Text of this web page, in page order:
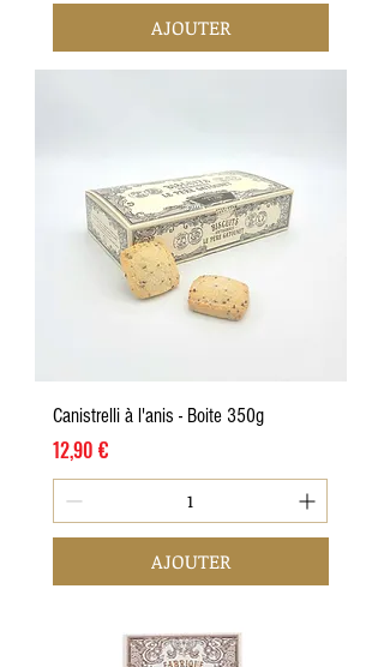
AJOUTER
Canistrelli à l'anis - Boite 350g
Prix
12,90 €
AJOUTER